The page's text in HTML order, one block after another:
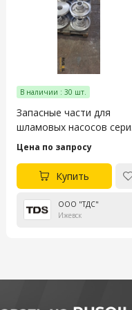
В наличии : 30 шт.
Запасные части для
шламовых насосов
ГШНУ-250
Цена по запросу
Купить
ООО "ТДС"
Ижевск